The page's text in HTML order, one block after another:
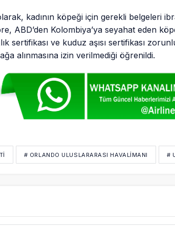
kadının köpeği için gerekli belgeleri
ABD’den Kolombiya’ya seyahat eden
sertifikası ve kuduz aşısı sertifikası
alınmasına izin verilmediği öğrenildi.
# ORLANDO ULUSLARARASI HAVALIMANI #